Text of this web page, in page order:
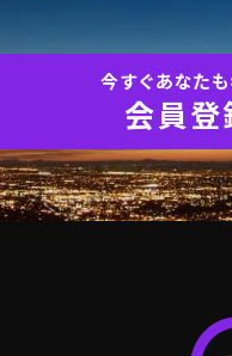
今すぐあなた
会員登